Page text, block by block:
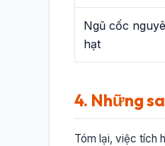
Ngũ cốc
hạt
4. Những
Tóm lại, việc tích